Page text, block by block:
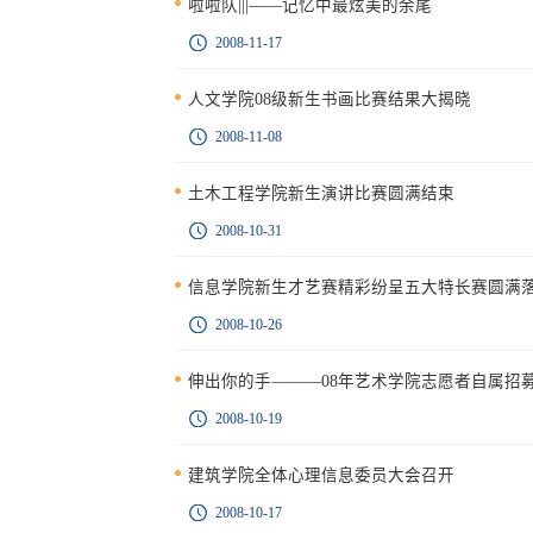
啦啦队|||——记忆中最炫美的余尾
2008-11-17
人文学院08级新生书画比赛结果大揭晓
2008-11-08
土木工程学院新生演讲比赛圆满结束
2008-10-31
信息学院新生才艺赛精彩纷呈五大特长赛圆满
2008-10-26
伸出你的手———08年艺术学院志愿者自属招
2008-10-19
建筑学院全体心理信息委员大会召开
2008-10-17